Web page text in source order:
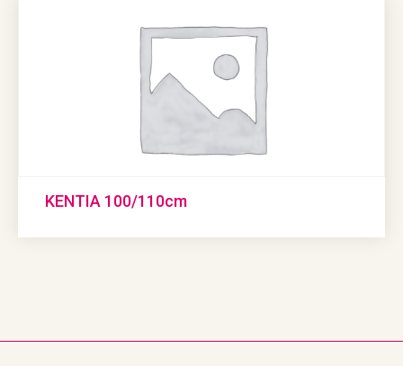
KENTIA 100/110cm